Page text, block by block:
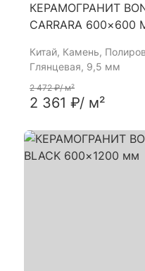
КЕРАМОГРАНИТ
CARRARA 600×600
Китай, Камень,
Глянцевая, 9,5 мм
2 472 ₽/ м²
2 361 ₽/ м²